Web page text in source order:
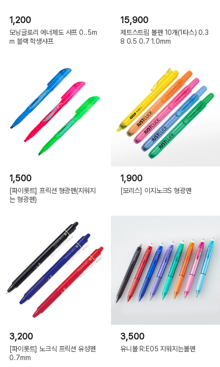
1,200
모닝글로리 에너제도 샤프 0..5m
m 블랙 학생샤프
15,900
제트스트림 볼펜 10개(1타스) 0.3
8 0.5 0.7 1.0mm
1,500
[파이롯트] 프릭션 형광펜(지워지
는 형광펜)
1,900
[모리스] 이지노크S 형광펜
3,200
[파이롯트] 노크식 프릭션 유성펜
0.7mm
3,500
유니볼 R:E05 지워지는볼펜